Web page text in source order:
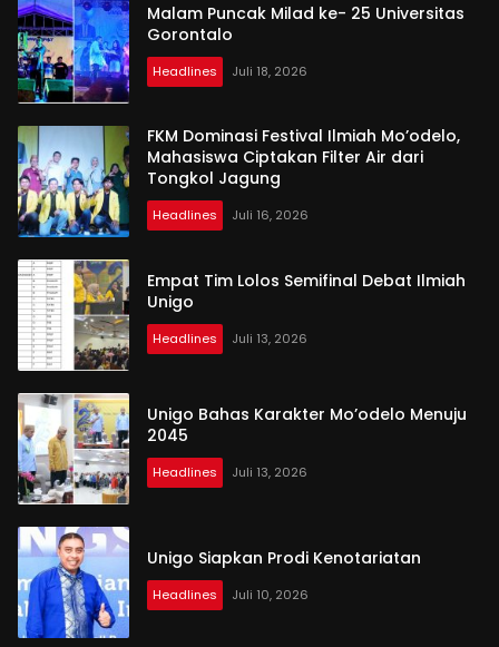
Malam Puncak Milad ke- 25 Universitas
Gorontalo
Headlines Juli 18, 2026
FKM Dominasi Festival Ilmiah Mo’odelo,
Mahasiswa Ciptakan Filter Air dari
Tongkol Jagung
Headlines Juli 16, 2026
Empat Tim Lolos Semifinal Debat Ilmiah
Unigo
Headlines Juli 13, 2026
Unigo Bahas Karakter Mo’odelo Menuju
2045
Headlines Juli 13, 2026
Unigo Siapkan Prodi Kenotariatan
Headlines Juli 10, 2026